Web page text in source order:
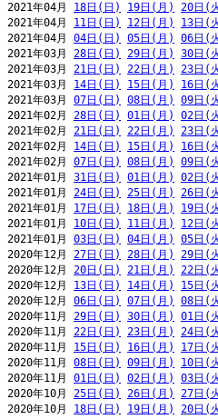
2021年04月 18日(日) 19日(月) 20日(
2021年04月 11日(日) 12日(月) 13日(
2021年04月 04日(日) 05日(月) 06日(
2021年03月 28日(日) 29日(月) 30日(
2021年03月 21日(日) 22日(月) 23日(
2021年03月 14日(日) 15日(月) 16日(
2021年03月 07日(日) 08日(月) 09日(
2021年02月 28日(日) 01日(月) 02日(
2021年02月 21日(日) 22日(月) 23日(
2021年02月 14日(日) 15日(月) 16日(
2021年02月 07日(日) 08日(月) 09日(
2021年01月 31日(日) 01日(月) 02日(
2021年01月 24日(日) 25日(月) 26日(
2021年01月 17日(日) 18日(月) 19日(
2021年01月 10日(日) 11日(月) 12日(
2021年01月 03日(日) 04日(月) 05日(
2020年12月 27日(日) 28日(月) 29日(
2020年12月 20日(日) 21日(月) 22日(
2020年12月 13日(日) 14日(月) 15日(
2020年12月 06日(日) 07日(月) 08日(
2020年11月 29日(日) 30日(月) 01日(
2020年11月 22日(日) 23日(月) 24日(
2020年11月 15日(日) 16日(月) 17日(
2020年11月 08日(日) 09日(月) 10日(
2020年11月 01日(日) 02日(月) 03日(
2020年10月 25日(日) 26日(月) 27日(
2020年10月 18日(日) 19日(月) 20日(